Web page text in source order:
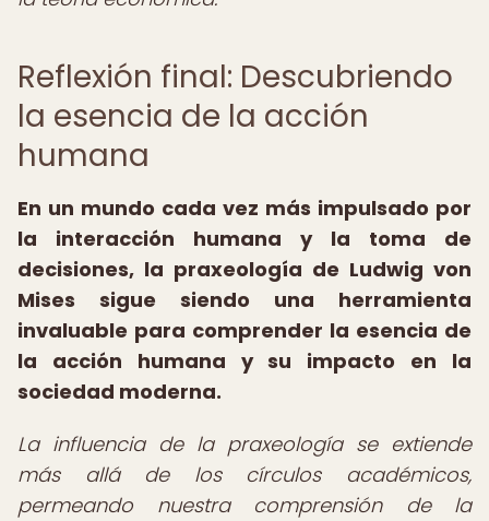
Reflexión final: Descubriendo
la esencia de la acción
humana
En un mundo cada vez más impulsado por
la interacción humana y la toma de
decisiones, la praxeología de Ludwig von
Mises sigue siendo una herramienta
invaluable para comprender la esencia de
la acción humana y su impacto en la
sociedad moderna.
La influencia de la praxeología se extiende
más allá de los círculos académicos,
permeando nuestra comprensión de la